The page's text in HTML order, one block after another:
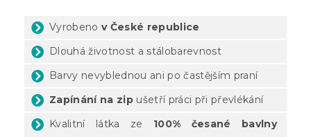
Vyrobeno v České republice
Dlouhá životnost a stálobarevnost
Barvy nevyblednou ani po častějším praní
Zapínání na zip ušetří práci při převlékání
Kvalitní látka ze 100% česané bavlny